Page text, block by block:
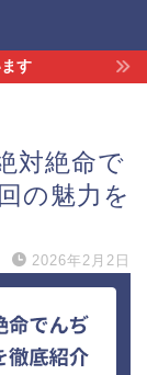
す
対絶命で
の魅力を
2026年2月2日